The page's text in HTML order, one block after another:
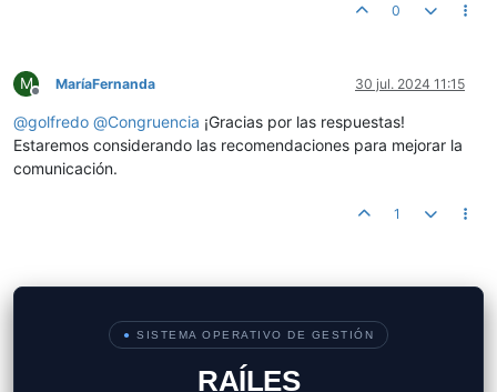
0
M
Desconectado
MaríaFernanda 30 jul. 2024 11:15
@golfredo @Congruencia ¡Gracias por las respuestas!
Estaremos considerando las recomendaciones para mejorar la
comunicación.
1
● SISTEMA OPERATIVO DE GESTIÓN
RAÍLES